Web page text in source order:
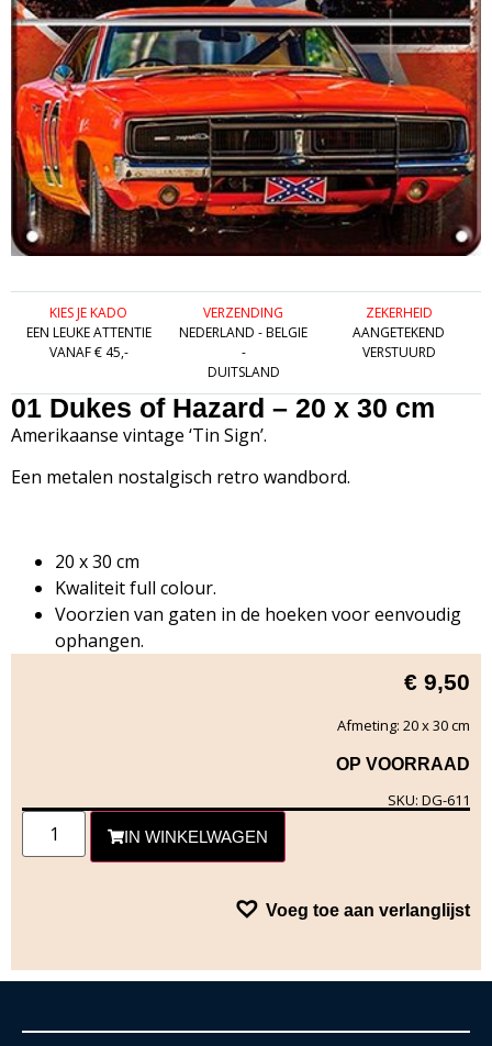
KIES JE KADO
EEN LEUKE ATTENTIE
VANAF € 45,-
VERZENDING
NEDERLAND - BELGIE
-
DUITSLAND
ZEKERHEID
AANGETEKEND
VERSTUURD
01 Dukes of Hazard – 20 x 30 cm
Amerikaanse vintage ‘Tin Sign’.
Een metalen nostalgisch retro wandbord.
20 x 30 cm
Kwaliteit full colour.
Voorzien van gaten in de hoeken voor eenvoudig
ophangen.
€ 9,50
Afmeting: 20 x 30 cm
OP VOORRAAD
SKU: DG-611
IN WINKELWAGEN
Voeg toe aan verlanglijst